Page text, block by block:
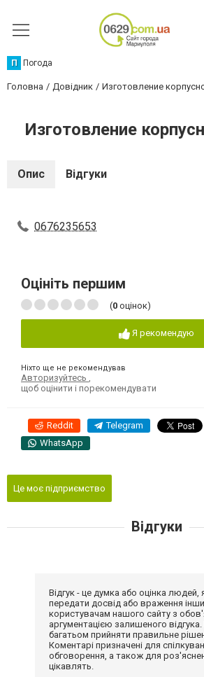
П Погода
Головна Довідник Изготовление
Изготовление
Опис Відгуки
0676235653
Оцініть першим
(0 оцінок)
Я рекомендую
Ніхто ще не рекомендував
Авторизуйтесь
щоб оцінити і порекомендувати
Reddit Telegram
WhatsApp
Це моє підприємство
Відгуки
Відгук - це думка або оцінка людей,
передати досвід або враження
користувачам нашого сайту з
аргументацією залишеного
багатьом прийняти правильне
Коментарі призначені для
обговорення, а також для
цікавлять.